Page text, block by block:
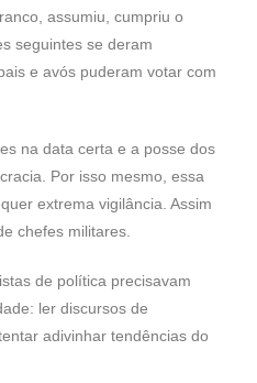
assumiu, cumpriu o
seguintes se deram
e avós puderam votar com
na data certa e a posse dos
Por isso mesmo, essa
extrema vigilância. Assim
chefes militares.
de política precisavam
ler discursos de
adivinhar tendências do